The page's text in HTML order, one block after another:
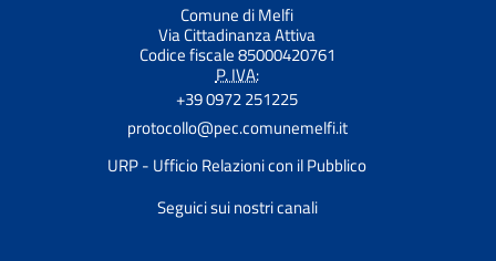
Comune di Melfi
Via Cittadinanza Attiva
Codice fiscale 85000420761
P. IVA:
+39 0972 251225
protocollo@pec.comunemelfi.it
URP - Ufficio Relazioni con il Pubblico
Seguici sui nostri canali